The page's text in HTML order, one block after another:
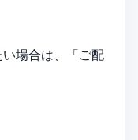
い場合は、「ご配